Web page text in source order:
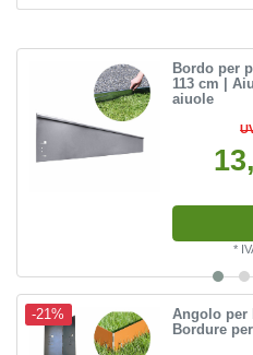
Bordo per
113 cm |
aiuole
*
-21%
Angolo per
Bordure